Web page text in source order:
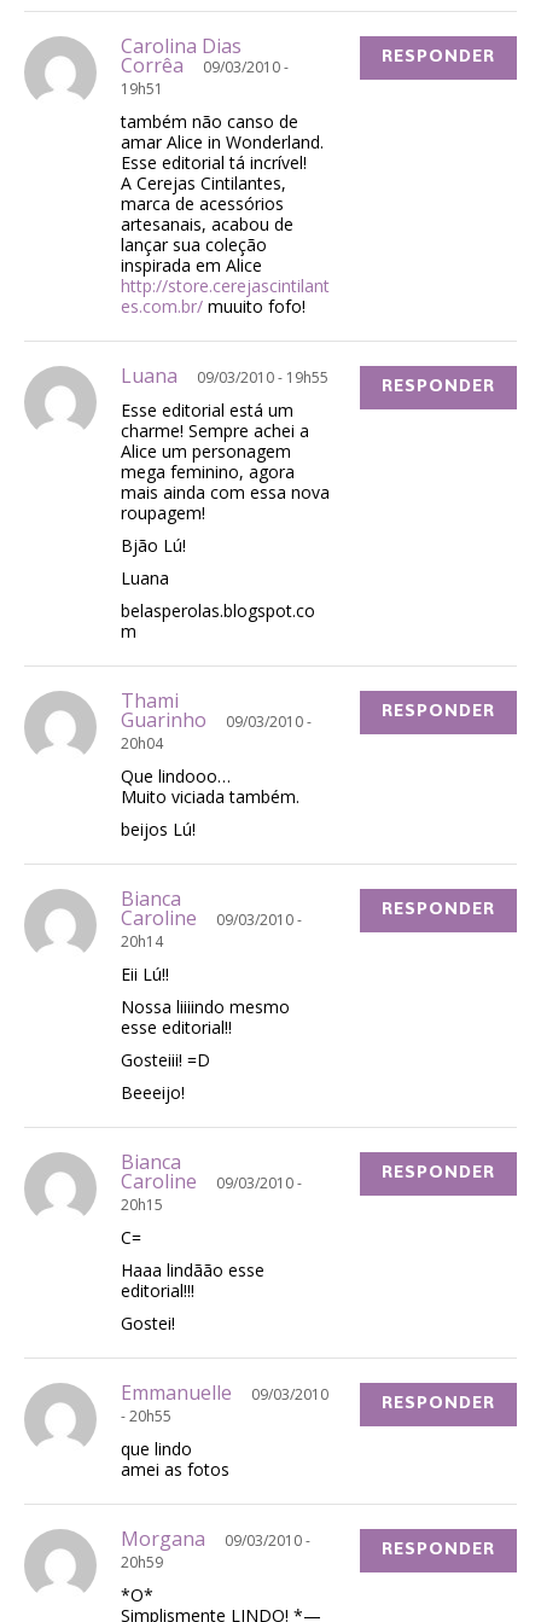
Carolina Dias
Corrêa
09/03/2010 -
19h51
também não canso de
amar Alice in Wonderland.
Esse editorial tá incrível!
A Cerejas Cintilantes,
marca de acessórios
artesanais, acabou de
lançar sua coleção
inspirada em Alice
http://store.cerejascintilant
es.com.br/ muuito fofo!
RESPONDER
Luana 09/03/2010 - 19h55
Esse editorial está um
charme! Sempre achei a
Alice um personagem
mega feminino, agora
mais ainda com essa nova
roupagem!
Bjão Lú!
Luana
belasperolas.blogspot.co
m
RESPONDER
Thami
Guarinho
09/03/2010 -
20h04
Que lindooo…
Muito viciada também.
beijos Lú!
RESPONDER
Bianca
Caroline
09/03/2010 -
20h14
Eii Lú!!
Nossa liiiindo mesmo
esse editorial!!
Gosteiii! =D
Beeeijo!
RESPONDER
Bianca
Caroline
09/03/2010 -
20h15
C=
Haaa lindãão esse
editorial!!!
Gostei!
RESPONDER
Emmanuelle
09/03/2010
- 20h55
que lindo
amei as fotos
RESPONDER
Morgana
09/03/2010 -
20h59
*O*
Simplismente LINDO! *—
RESPONDER